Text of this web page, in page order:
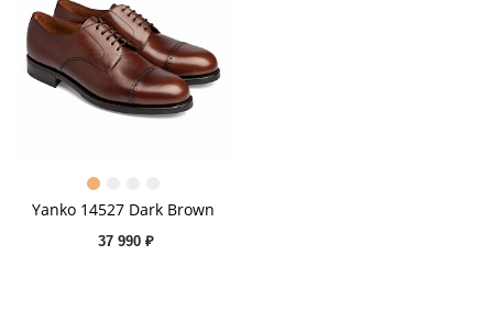
Yanko 14527 Dark Brown
37 990 ₽